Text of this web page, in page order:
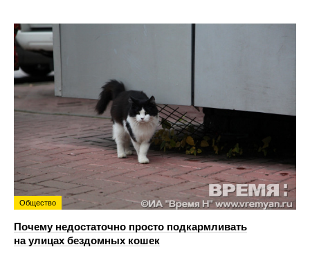
Общество
Почему недостаточно просто подкармливать
на улицах бездомных кошек